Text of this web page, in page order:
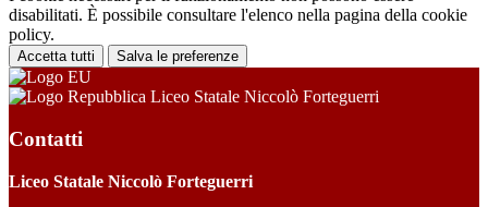
disabilitati. È possibile consultare l'elenco nella pagina della cookie
policy.
Accetta tutti Salva le preferenze
Liceo Statale Niccolò Forteguerri
Contatti
Liceo Statale Niccolò Forteguerri